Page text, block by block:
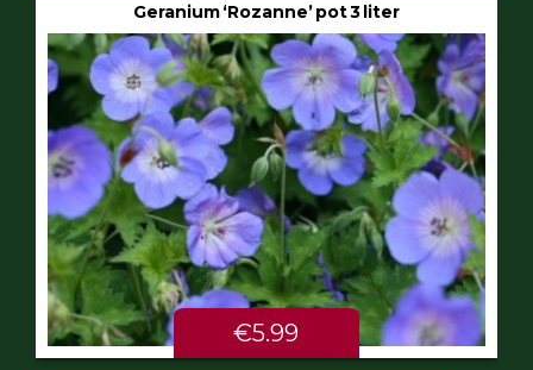
Geranium ‘Rozanne’ pot 3 liter
€5.99